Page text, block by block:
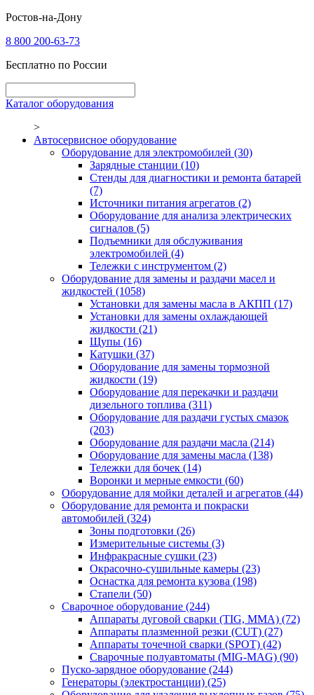
Ростов-на-Дону
8 800 200-63-73
Бесплатно по России
Каталог оборудования
>
Автосервисное оборудование
Оборудование для электромобилей (30)
Зарядные станции (10)
Стенды для диагностики и ремонта батарей
(7)
Источники питания агрегатов (2)
Оборудование для анализа электрических
сигналов (5)
Подъемники для обслуживания
электромобилей (4)
Тележки с инструментом (2)
Оборудование для замены и раздачи масел и
жидкостей (1058)
Установки для замены масла в АКПП (17)
Установки для замены охлаждающей
жидкости (21)
Щупы (16)
Катушки (37)
Оборудование для замены тормозной
жидкости (19)
Оборудование для перекачки и раздачи
дизельного топлива (311)
Оборудование для раздачи густых смазок
(203)
Оборудование для раздачи масла (214)
Оборудование для замены масла (138)
Тележки для бочек (14)
Воронки и мерные емкости (60)
Оборудование для мойки деталей и агрегатов (44)
Оборудование для ремонта и покраски
автомобилей (324)
Зоны подготовки (26)
Измерительные системы (3)
Инфракрасные сушки (23)
Окрасочно-сушильные камеры (23)
Оснастка для ремонта кузова (198)
Стапели (50)
Сварочное оборудование (244)
Аппараты дуговой сварки (TIG, MMA) (72)
Аппараты плазменной резки (CUT) (27)
Аппараты точечной сварки (SPOT) (42)
Сварочные полуавтоматы (MIG-MAG) (90)
Пуско-зарядное оборудование (244)
Генераторы (электростанции) (25)